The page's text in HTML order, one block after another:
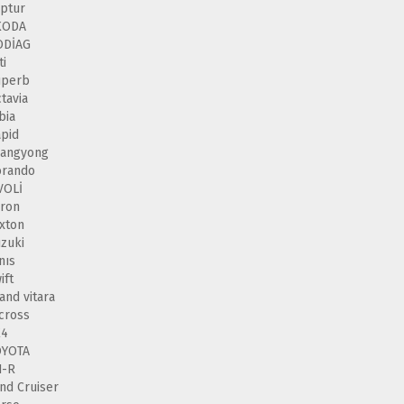
vitara
R
Cruiser